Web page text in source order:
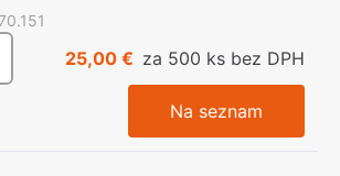
25,00 € za 500 ks bez DPH
Na seznam